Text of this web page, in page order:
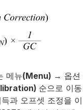
메뉴(Menu) → 옵션
순으로 이동
과 오프셋 조정을 이